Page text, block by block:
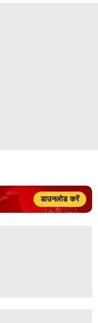
डाउनलोड करें